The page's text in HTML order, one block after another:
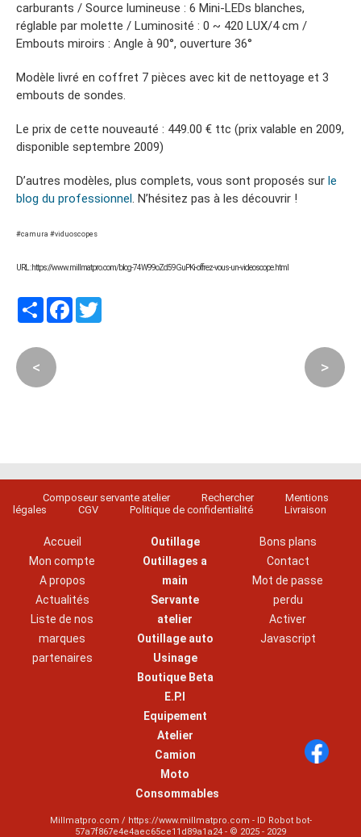
carburants / Source lumineuse : 6 Mini-LEDs blanches,
réglable par molette / Luminosité : 0 ~ 420 LUX/4 cm /
Embouts miroirs : Angle à 90°, ouverture 36°
Modèle livré en coffret 7 pièces avec kit de nettoyage et 3
embouts de sondes.
Le prix de cette nouveauté : 449.00 € ttc (prix valable en 2009,
disponible septembre 2009)
D’autres modèles, plus complets, vous sont proposés sur le
blog du professionnel . N’hésitez pas à les découvrir !
#camura #viduoscopes
URL : https://www.millmatpro.com/blog-74W99oZd59GuPKi-offrez-vous-un-videoscope.html
PartagerFacebook
< >
Composeur servante atelier Rechercher
Mentions
légales
CGV Politique de confidentialité Livraison
Accueil
Mon compte
A propos
Actualités
Liste de nos
marques
partenaires
Outillage
Outillages a
main
Servante
atelier
Outillage auto
Usinage
Boutique Beta
E.P.I
Equipement
Atelier
Camion
Moto
Consommables
Bons plans
Contact
Mot de passe
perdu
Activer
Javascript
Millmatpro.com / https://www.millmatpro.com - ID Robot bot-
57a7f867e4e4aec65ce11d89a1a24 - © 2025 - 2029